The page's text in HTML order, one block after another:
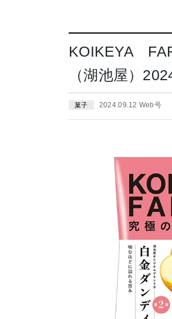
KOIKEYA
（湖池屋）
菓子 2024.09.12 Web号